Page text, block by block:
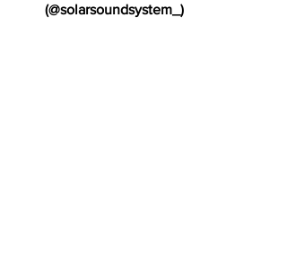
(@solarsoundsystem_)